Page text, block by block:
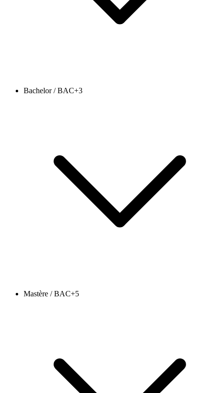
Bachelor / BAC+3
Mastère / BAC+5